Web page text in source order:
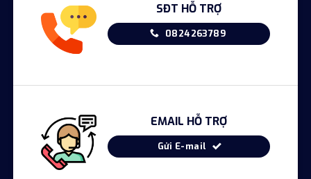
SĐT HỖ TRỢ
0824263789
EMAIL HỖ TRỢ
Gửi E-mail